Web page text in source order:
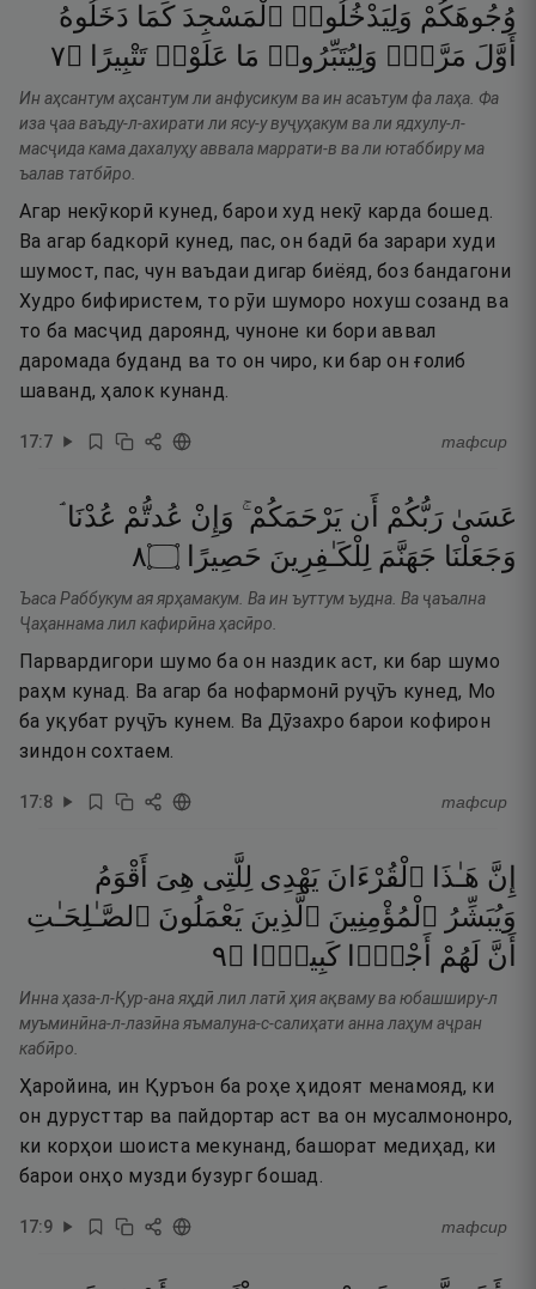
وُجُوهَكُمْ وَلِيَدْخُلُوا۟ ٱلْمَسْجِدَ كَمَا دَخَلُوهُ
أَوَّلَ مَرَّةٍۢ وَلِيُتَبِّرُوا۟ مَا عَلَوْا۟ تَتْبِيرًا ۝٧
Ин аҳсантум аҳсантум ли анфусикум ва ин асаътум фа лаҳа. Фа
иза ҷаа ваъду-л-ахирати ли ясу-у вуҷуҳакум ва ли ядхулу-л-
масҷида кама дахалуҳу аввала маррати-в ва ли ютаббиру ма
ъалав татбӣро.
Агар некӯкорӣ кунед, барои худ некӯ карда бошед.
Ва агар бадкорӣ кунед, пас, он бадӣ ба зарари худи
шумост, пас, чун ваъдаи дигар биёяд, боз бандагони
Худро бифиристем, то рӯи шуморо нохуш созанд ва
то ба масҷид дароянд, чуноне ки бори аввал
даромада буданд ва то он чиро, ки бар он ғолиб
шаванд, ҳалок кунанд.
17:7 тафсир
عَسَىٰ رَبُّكُمْ أَن يَرْحَمَكُمْ ۚ وَإِنْ عُدتُّمْ عُدْنَا ۘ
وَجَعَلْنَا جَهَنَّمَ لِلْكَـٰفِرِينَ حَصِيرًا ۝٨
Ъаса Раббукум ая ярҳамакум. Ва ин ъуттум ъудна. Ва ҷаъална
Ҷаҳаннама лил кафирӣна ҳасӣро.
Парвардигори шумо ба он наздик аст, ки бар шумо
раҳм кунад. Ва агар ба нофармонӣ руҷӯъ кунед, Мо
ба уқубат руҷӯъ кунем. Ва Дӯзахро барои кофирон
зиндон сохтаем.
17:8 тафсир
إِنَّ هَـٰذَا ٱلْقُرْءَانَ يَهْدِى لِلَّتِى هِىَ أَقْوَمُ
وَيُبَشِّرُ ٱلْمُؤْمِنِينَ ٱلَّذِينَ يَعْمَلُونَ ٱلصَّـٰلِحَـٰتِ
أَنَّ لَهُمْ أَجْرًۭا كَبِيرًۭا ۝٩
Инна ҳаза-л-Қур-ана яҳдӣ лил латӣ ҳия ақваму ва юбашширу-л
муъминӣна-л-лазӣна яъмалуна-с-салиҳати анна лаҳум аҷран
кабӣро.
Ҳаройина, ин Қуръон ба роҳе ҳидоят менамояд, ки
он дурусттар ва пайдортар аст ва он мусалмононро,
ки корҳои шоиста мекунанд, башорат медиҳад, ки
барои онҳо музди бузург бошад.
17:9 тафсир